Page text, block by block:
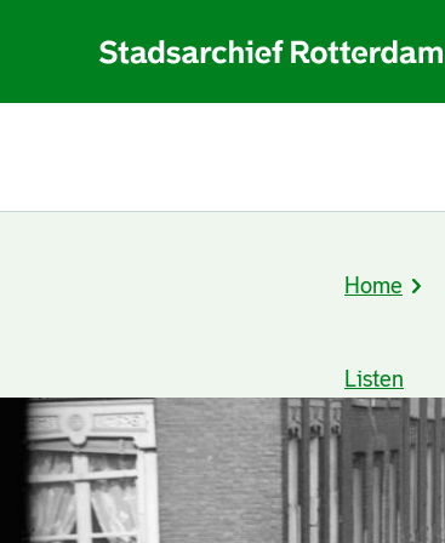
Breadcrumb
Home
Listen